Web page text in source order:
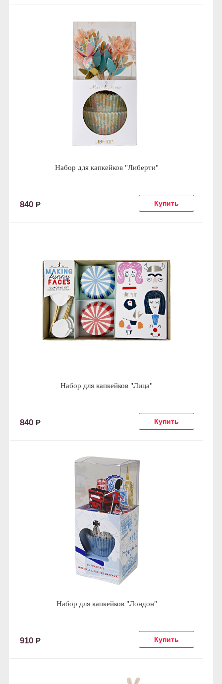
Набор для капкейков "Либерти"
840 Р
Набор для капкейков "Лица"
840 Р
Набор для капкейков "Лондон"
910 Р